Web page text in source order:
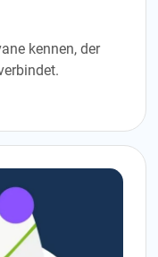
kennen, der